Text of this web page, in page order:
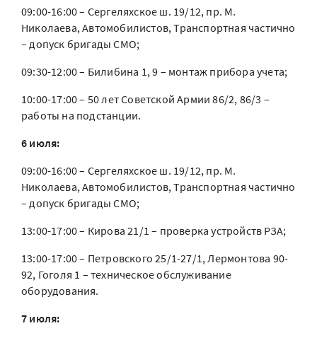
09:00-16:00 – Сергеляхское ш. 19/12, пр. М.
Николаева, Автомобилистов, Транспортная частично
– допуск бригады СМО;
09:30-12:00 – Билибина 1, 9 – монтаж прибора учета;
10:00-17:00 – 50 лет Советской Армии 86/2, 86/3 –
работы на подстанции.
6 июля:
09:00-16:00 – Сергеляхское ш. 19/12, пр. М.
Николаева, Автомобилистов, Транспортная частично
– допуск бригады СМО;
13:00-17:00 – Кирова 21/1 – проверка устройств РЗА;
13:00-17:00 – Петровского 25/1-27/1, Лермонтова 90-
92, Гоголя 1 – техническое обслуживание
оборудования.
7 июля: